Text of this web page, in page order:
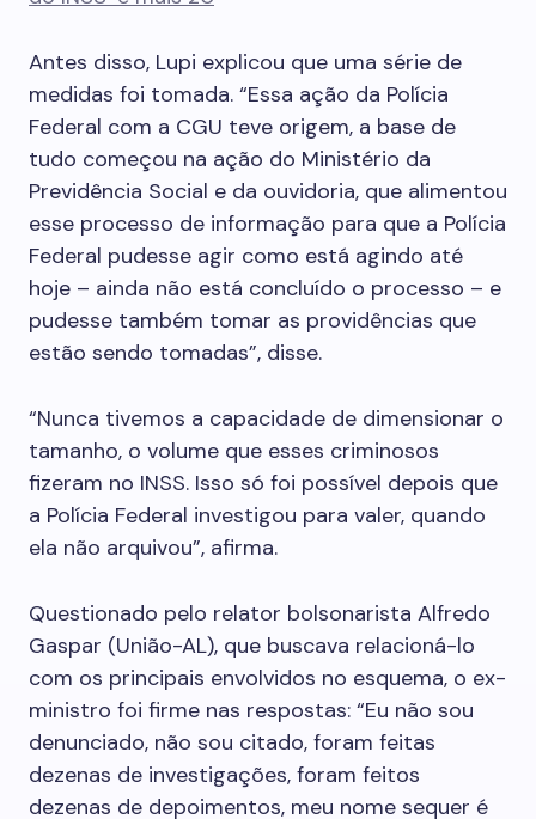
Antes disso, Lupi explicou que uma série de
medidas foi tomada. “Essa ação da Polícia
Federal com a CGU teve origem, a base de
tudo começou na ação do Ministério da
Previdência Social e da ouvidoria, que alimentou
esse processo de informação para que a Polícia
Federal pudesse agir como está agindo até
hoje – ainda não está concluído o processo – e
pudesse também tomar as providências que
estão sendo tomadas”, disse.
“Nunca tivemos a capacidade de dimensionar o
tamanho, o volume que esses criminosos
fizeram no INSS. Isso só foi possível depois que
a Polícia Federal investigou para valer, quando
ela não arquivou”, afirma.
Questionado pelo relator bolsonarista Alfredo
Gaspar (União-AL), que buscava relacioná-lo
com os principais envolvidos no esquema, o ex-
ministro foi firme nas respostas: “Eu não sou
denunciado, não sou citado, foram feitas
dezenas de investigações, foram feitos
dezenas de depoimentos, meu nome sequer é